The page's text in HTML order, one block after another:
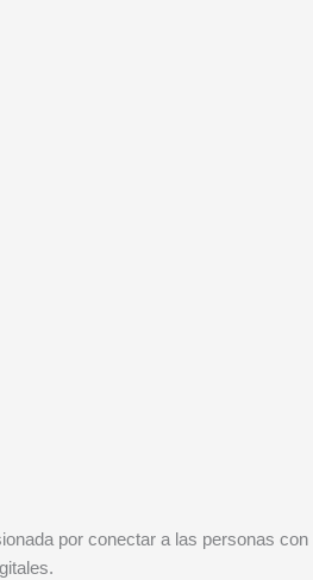
por conectar a las personas con